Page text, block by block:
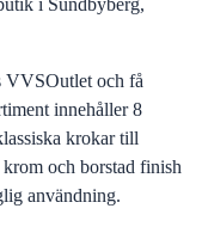
i Sundbyberg,
VVSOutlet och få
innehåller 8
krokar till
och borstad finish
användning.